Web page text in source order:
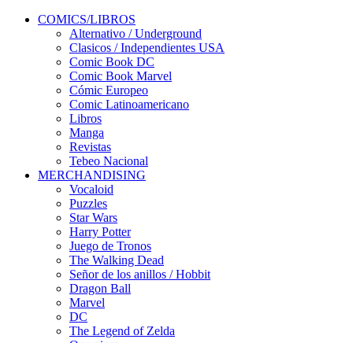
COMICS/LIBROS
Alternativo / Underground
Clasicos / Independientes USA
Comic Book DC
Comic Book Marvel
Cómic Europeo
Comic Latinoamericano
Libros
Manga
Revistas
Tebeo Nacional
MERCHANDISING
Vocaloid
Puzzles
Star Wars
Harry Potter
Juego de Tronos
The Walking Dead
Señor de los anillos / Hobbit
Dragon Ball
Marvel
DC
The Legend of Zelda